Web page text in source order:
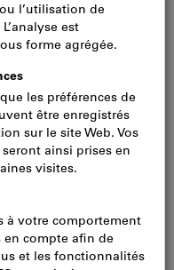
56 94 98